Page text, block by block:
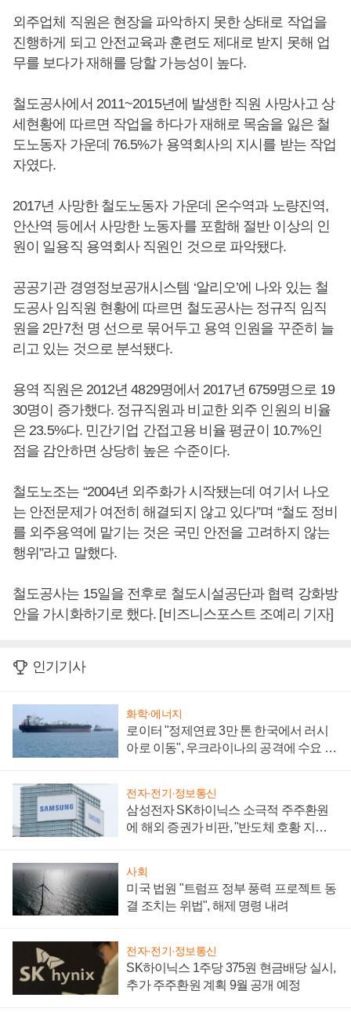
외주업체 직원은 현장을 파악하지 못한 상태로 작업을
진행하게 되고 안전교육과 훈련도 제대로 받지 못해 업
무를 보다가 재해를 당할 가능성이 높다.
철도공사에서 2011~2015년에 발생한 직원 사망사고 상
세현황에 따르면 작업을 하다가 재해로 목숨을 잃은 철
도노동자 가운데 76.5%가 용역회사의 지시를 받는 작업
자였다.
2017년 사망한 철도노동자 가운데 온수역과 노량진역,
안산역 등에서 사망한 노동자를 포함해 절반 이상의 인
원이 일용직 용역회사 직원인 것으로 파악됐다.
공공기관 경영정보공개시스템 ‘알리오’에 나와 있는 철
도공사 임직원 현황에 따르면 철도공사는 정규직 임직
원을 2만7천 명 선으로 묶어두고 용역 인원을 꾸준히 늘
리고 있는 것으로 분석됐다.
용역 직원은 2012년 4829명에서 2017년 6759명으로 19
30명이 증가했다. 정규직원과 비교한 외주 인원의 비율
은 23.5%다. 민간기업 간접고용 비율 평균이 10.7%인
점을 감안하면 상당히 높은 수준이다.
철도노조는 “2004년 외주화가 시작됐는데 여기서 나오
는 안전문제가 여전히 해결되지 않고 있다”며 “철도 정비
를 외주용역에 맡기는 것은 국민 안전을 고려하지 않는
행위”라고 말했다.
철도공사는 15일을 전후로 철도시설공단과 협력 강화방
안을 가시화하기로 했다. [비즈니스포스트 조예리 기자]
인기기사
화학·에너지
로이터 "정제연료 3만 톤 한국에서 러시
아로 이동", 우크라이나의 공격에 수요 늘
전자·전기·정보통신
삼성전자 SK하이닉스 소극적 주주환원
에 해외 증권가 비판, "반도체 호황 지속
사회
미국 법원 "트럼프 정부 풍력 프로젝트 동
결 조치는 위법", 해제 명령 내려
전자·전기·정보통신
SK하이닉스 1주당 375원 현금배당 실시,
추가 주주환원 계획 9월 공개 예정